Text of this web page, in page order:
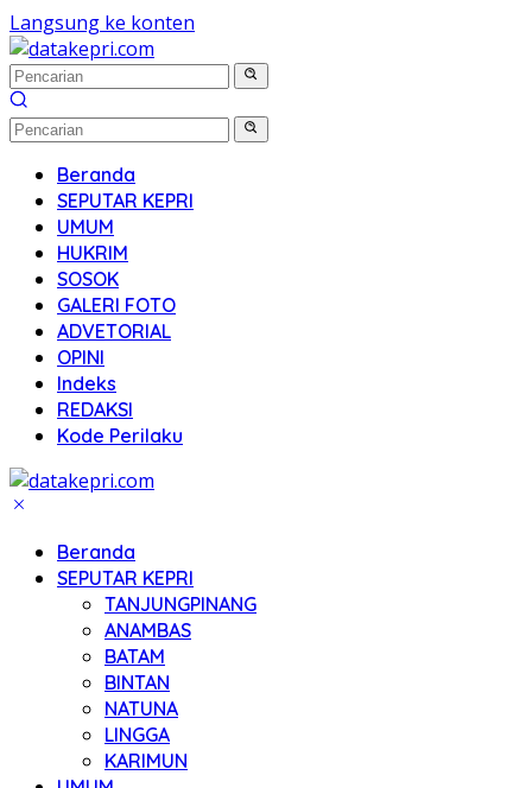
Langsung ke konten
Beranda
SEPUTAR KEPRI
UMUM
HUKRIM
SOSOK
GALERI FOTO
ADVETORIAL
OPINI
Indeks
REDAKSI
Kode Perilaku
Beranda
SEPUTAR KEPRI
TANJUNGPINANG
ANAMBAS
BATAM
BINTAN
NATUNA
LINGGA
KARIMUN